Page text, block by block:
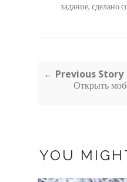
задание, сделано
← Previous Story
Открыть
YOU